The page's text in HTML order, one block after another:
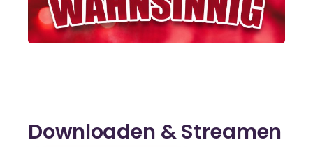
Downloaden & Streamen